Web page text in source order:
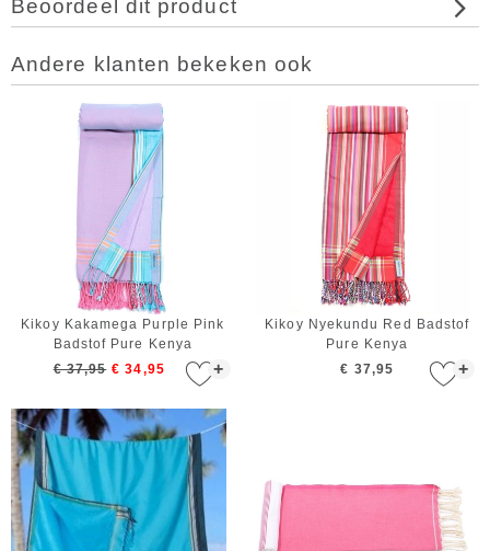
Beoordeel dit product
Andere klanten bekeken ook
+
Kikoy Kakamega Purple Pink
Badstof Pure Kenya
€ 37,95 € 34,95 +
Kikoy Nyekundu Red Badstof
Pure Kenya
€ 37,95